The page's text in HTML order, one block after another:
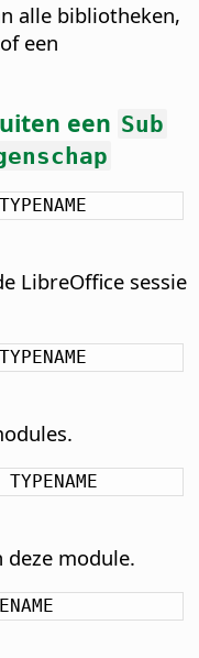
alle bibliotheken,
of een
een Sub
LibreOffice sessie
TYPENAME
deze module.